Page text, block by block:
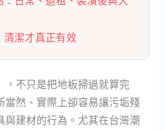
潔才真正有效
，不只是把地板掃過就算完
當然、實際上卻容易讓污垢殘
與建材的行為。尤其在台灣潮